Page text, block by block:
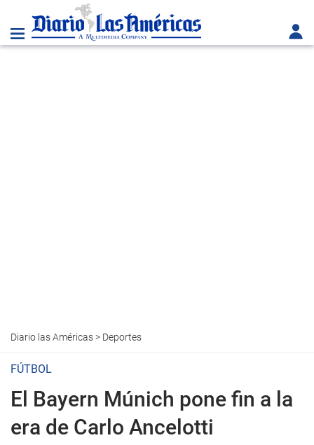
Diario las Américas> Deportes
FÚTBOL
El Bayern Múnich pone fin a la
era de Carlo Ancelotti